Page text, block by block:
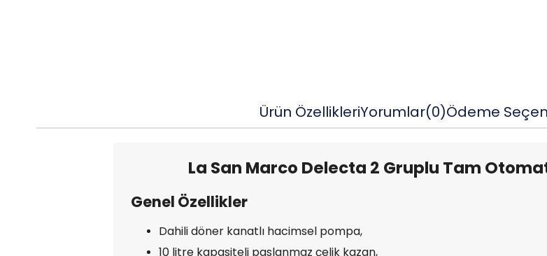
Ürün ÖzellikleriYorumlar(0)Ödeme
La San Marco Delecta 2 Gruplu Tam
Genel Özellikler
Dahili döner kanatlı hacimsel pompa,
10 litre kapasiteli paslanmaz çelik kazan,